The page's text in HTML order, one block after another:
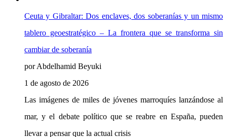
Ceuta y Gibraltar: Dos enclaves, dos soberanías y un mismo
tablero geoestratégico – La frontera que se transforma sin
cambiar de soberanía
por Abdelhamid Beyuki
1 de agosto de 2026
Las imágenes de miles de jóvenes marroquíes lanzándose al
mar, y el debate político que se reabre en España, pueden
llevar a pensar que la actual crisis